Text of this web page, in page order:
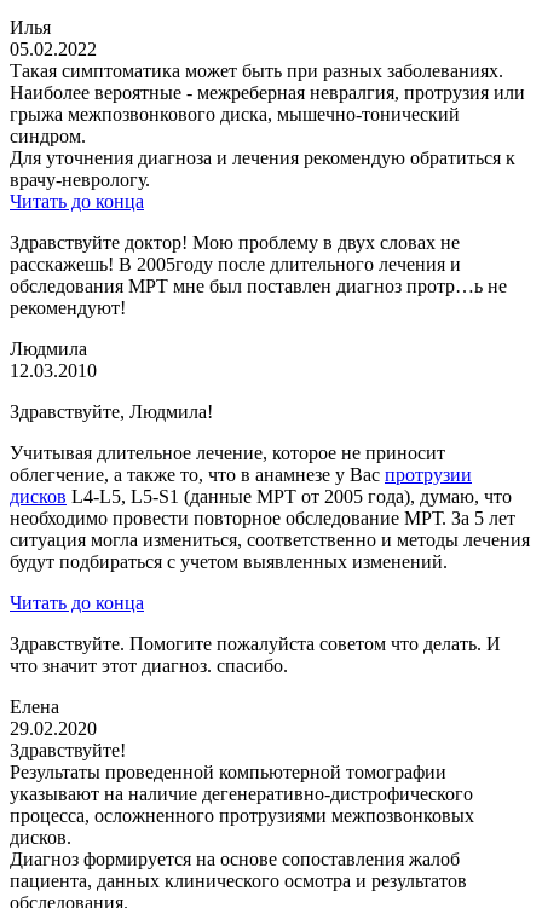
Илья
05.02.2022
Такая симптоматика может быть при разных заболеваниях.
Наиболее вероятные - межреберная невралгия, протрузия или
грыжа межпозвонкового диска, мышечно-тонический
синдром.
Для уточнения диагноза и лечения рекомендую обратиться к
врачу-неврологу.
Читать до конца
Здравствуйте доктор! Мою проблему в двух словах не
расскажешь! В 2005году после длительного лечения и
обследования МРТ мне был поставлен диагноз протр…ь не
рекомендуют!
Людмила
12.03.2010
Здравствуйте, Людмила!
Учитывая длительное лечение, которое не приносит
облегчение, а также то, что в анамнезе у Вас протрузии
дисков L4-L5, L5-S1 (данные МРТ от 2005 года), думаю, что
необходимо провести повторное обследование МРТ. За 5 лет
ситуация могла измениться, соответственно и методы лечения
будут подбираться с учетом выявленных изменений.
Читать до конца
Здравствуйте. Помогите пожалуйста советом что делать. И
что значит этот диагноз. спасибо.
Елена
29.02.2020
Здравствуйте!
Результаты проведенной компьютерной томографии
указывают на наличие дегенеративно-дистрофического
процесса, осложненного протрузиями межпозвонковых
дисков.
Диагноз формируется на основе сопоставления жалоб
пациента, данных клинического осмотра и результатов
обследования.